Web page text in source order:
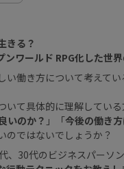
きる？
ワールド RPG化した世
い働き方について考えて
いて具体的に理解している
いのか？ 」「今後の働き
のではないでしょうか？
、30代のビジネスパーソ